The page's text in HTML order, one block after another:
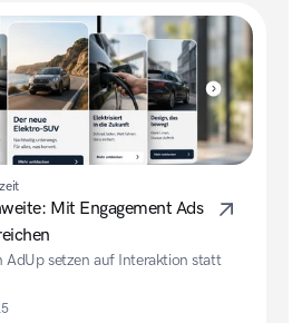
Mit Engagement Ads
AdUp setzen auf Interaktion statt